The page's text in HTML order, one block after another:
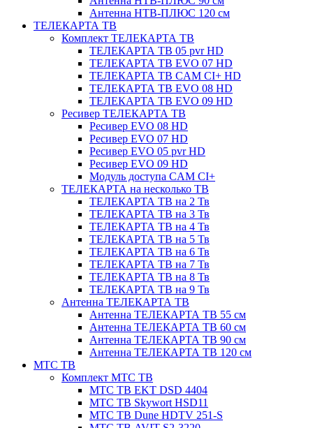
Антенна НТВ-ПЛЮС 120 см
ТЕЛЕКАРТА ТВ
Комплект ТЕЛЕКАРТА ТВ
ТЕЛЕКАРТА ТВ 05 pvr HD
ТЕЛЕКАРТА ТВ EVO 07 HD
ТЕЛЕКАРТА ТВ CAM CI+ HD
ТЕЛЕКАРТА ТВ EVO 08 HD
ТЕЛЕКАРТА ТВ EVO 09 HD
Ресивер ТЕЛЕКАРТА ТВ
Ресивер EVO 08 HD
Ресивер EVO 07 HD
Ресивер EVO 05 pvr HD
Ресивер EVO 09 HD
Модуль доступа CAM CI+
ТЕЛЕКАРТА на несколько ТВ
ТЕЛЕКАРТА ТВ на 2 Тв
ТЕЛЕКАРТА ТВ на 3 Тв
ТЕЛЕКАРТА ТВ на 4 Тв
ТЕЛЕКАРТА ТВ на 5 Тв
ТЕЛЕКАРТА ТВ на 6 Тв
ТЕЛЕКАРТА ТВ на 7 Тв
ТЕЛЕКАРТА ТВ на 8 Тв
ТЕЛЕКАРТА ТВ на 9 Тв
Антенна ТЕЛЕКАРТА ТВ
Антенна ТЕЛЕКАРТА ТВ 55 см
Антенна ТЕЛЕКАРТА ТВ 60 см
Антенна ТЕЛЕКАРТА ТВ 90 см
Антенна ТЕЛЕКАРТА ТВ 120 см
МТС ТВ
Комплект МТС ТВ
МТС ТВ EKT DSD 4404
МТС ТВ Skywort HSD11
МТС ТВ Dune HDTV 251-S